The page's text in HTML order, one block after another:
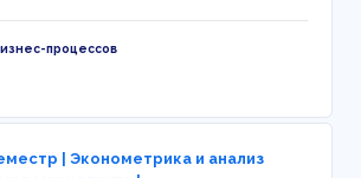
процессов
| Эконометрика и анализ